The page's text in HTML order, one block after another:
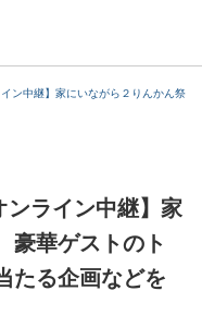
イン中継】家にいながら２りんかん祭
ンライン中継】家
華ゲストのト
たる企画などを